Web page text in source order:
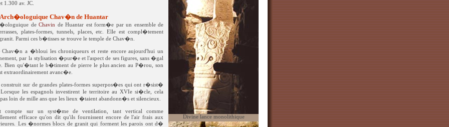
1.300 av. JC.
Chav�n de Huantar
de Chavin de Huantar est form�e par un ensemble de
plates-formes, tunnels, places, etc. Elle est compl�tement
Parmi ces b�tisses se trouve le temple de Chav�n.
Chav�n a �bloui les chroniqueurs et reste encore aujourd'hui un
par la stylisation �pur�e et l'aspect de ses figures, sans �gal
Bien qu'�tant le b�timent de pierre le plus ancien au P�rou, son
extraordinairement avanc�e.
construit sur de grandes plates-formes superpos�es qui ont r�sist�
les espagnols investirent le territoire au XVIe si�cle, cela
loin de mille ans que les lieux �taient abandonn�s et silencieux.
compte sur un syst�me de ventilation, tant vertical comme
efficace qu'on dit qu'ils fournissent encore de l'air frais aux
Les �normes blocs de granit qui forment les parois ont d�
Divine lance monolithique